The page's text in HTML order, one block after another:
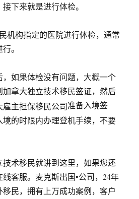
下来就是进行体检。
构指定的医院进行体检，通常
。
如果体检没有问题，大概一个
加拿大独立技术移民签证，然后
准备入境签
的时限内办理登机手续，不要
术移民就讲到这里，如果您还
客服。麦克斯出国•公司，24年
民，拥有上万成功案例，客户